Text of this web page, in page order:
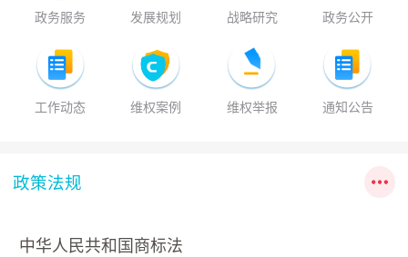
政务服务 发展规划 战略研究 政务公开
工作动态 维权案例 维权举报 通知公告
政策法规
中华人民共和国商标法